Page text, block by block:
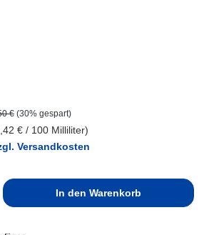
Preis:
€ (30% gespart)
€ / 100 Milliliter)
Versandkosten
Gib den gewünschten
In den Warenkorb